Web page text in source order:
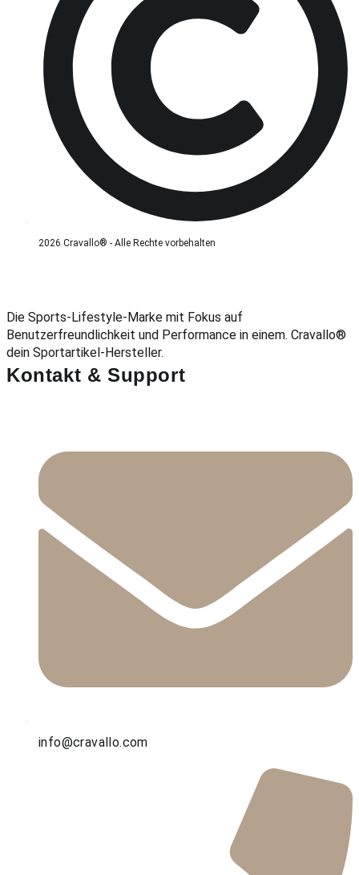
2026 Cravallo® - Alle Rechte vorbehalten
Die Sports-Lifestyle-Marke mit Fokus auf
Benutzerfreundlichkeit und Performance in einem. Cravallo®
dein Sportartikel-Hersteller.
Kontakt & Support
info@cravallo.com